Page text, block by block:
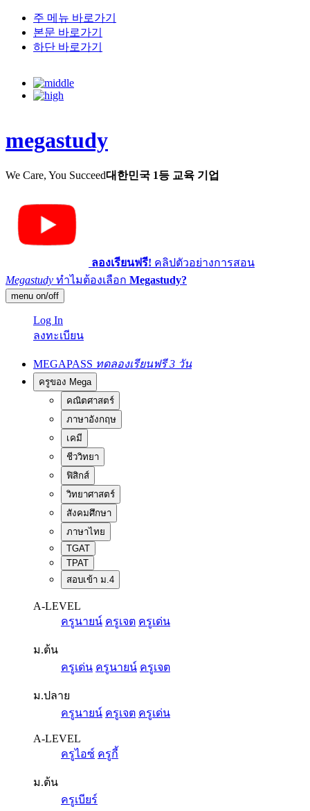
주 메뉴 바로가기
본문 바로가기
하단 바로가기
megastudy
We Care, You Succeed대한민국 1등 교육 기업
ลองเรียนฟรี! คลิปตัวอย่างการสอน
Megastudy ทำไมต้องเลือก Megastudy?
menu on/off
Log In
ลงทะเบียน
MEGAPASS ทดลองเรียนฟรี 3 วัน
ครูของ Mega
คณิตศาสตร์
ภาษาอังกฤษ
เคมี
ชีววิทยา
ฟิสิกส์
วิทยาศาสตร์
สังคมศึกษา
ภาษาไทย
TGAT
TPAT
สอบเข้า ม.4
A-LEVEL
ครูนายน์ ครูเจต ครูเด่น
ม.ต้น
ครูเด่น ครูนายน์ ครูเจต
ม.ปลาย
ครูนายน์ ครูเจต ครูเด่น
A-LEVEL
ครูไอซ์ ครูกี้
ม.ต้น
ครูเบียร์